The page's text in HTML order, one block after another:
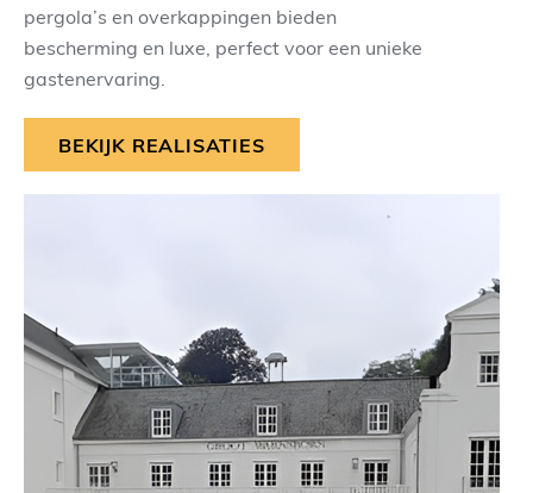
pergola’s en overkappingen bieden
bescherming en luxe, perfect voor een unieke
gastenervaring.
BEKIJK REALISATIES